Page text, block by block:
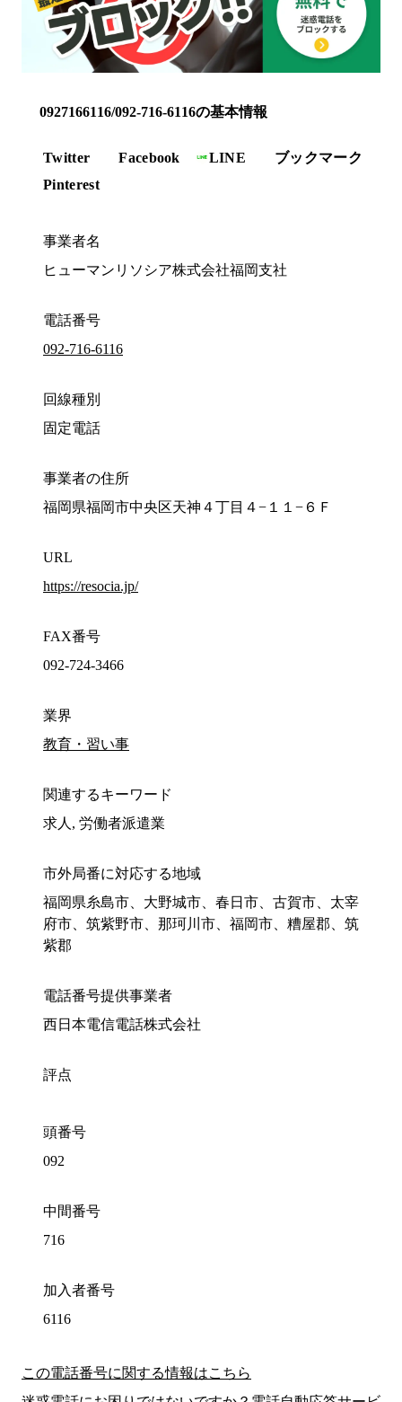
0927166116/092-716-6116の基本情報
Twitter Facebook LINE
ブックマーク
Pinterest
事業者名
ヒューマンリソシア株式会社福岡支社
電話番号
092-716-6116
回線種別
固定電話
事業者の住所
福岡県福岡市中央区天神４丁目４−１１−６Ｆ
URL
https://resocia.jp/
FAX番号
092-724-3466
業界
教育・習い事
関連するキーワード
求人, 労働者派遣業
市外局番に対応する地域
福岡県糸島市、大野城市、春日市、古賀市、太宰
府市、筑紫野市、那珂川市、福岡市、糟屋郡、筑
紫郡
電話番号提供事業者
西日本電信電話株式会社
評点
頭番号
092
中間番号
716
加入者番号
6116
この電話番号に関する情報はこちら